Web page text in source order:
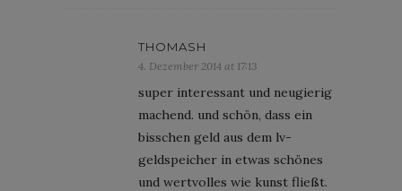
THOMASH
4. Dezember 2014 at 17:13
super interessant und neugierig
machend. und schön, dass ein
bisschen geld aus dem lv-
geldspeicher in etwas schönes
und wertvolles wie kunst fließt.